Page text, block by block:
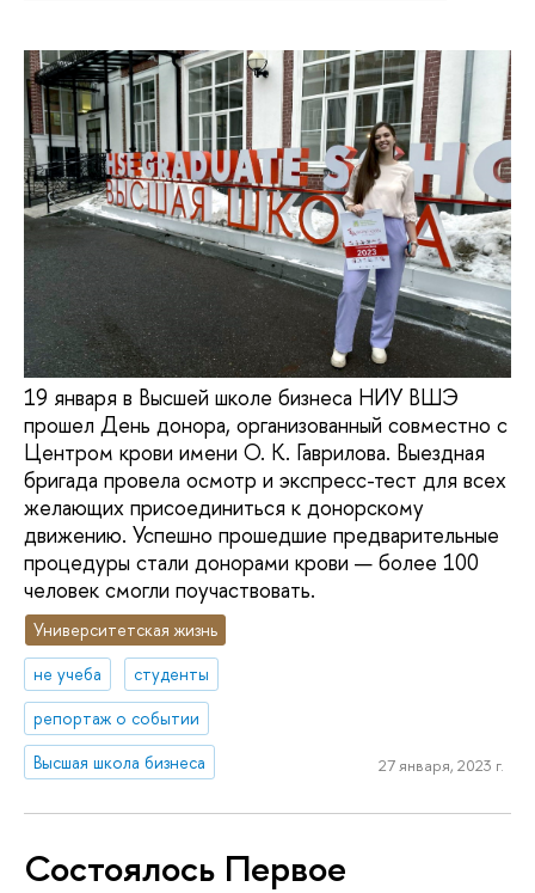
19 января в Высшей школе бизнеса НИУ ВШЭ
прошел День донора, организованный совместно с
Центром крови имени О. К. Гаврилова. Выездная
бригада провела осмотр и экспресс-тест для всех
желающих присоединиться к донорскому
движению. Успешно прошедшие предварительные
процедуры стали донорами крови — более 100
человек смогли поучаствовать.
Университетская жизнь
не учеба
студенты
репортаж о событии
Высшая школа бизнеса
27 января, 2023 г.
Состоялось Первое